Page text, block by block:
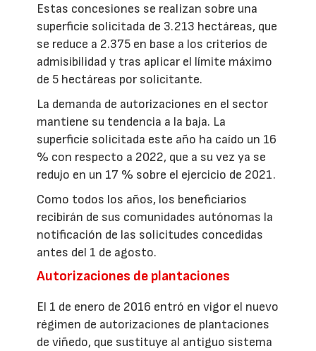
Estas concesiones se realizan sobre una
superficie solicitada de 3.213 hectáreas, que
se reduce a 2.375 en base a los criterios de
admisibilidad y tras aplicar el límite máximo
de 5 hectáreas por solicitante.
La demanda de autorizaciones en el sector
mantiene su tendencia a la baja. La
superficie solicitada este año ha caído un 16
% con respecto a 2022, que a su vez ya se
redujo en un 17 % sobre el ejercicio de 2021.
Como todos los años, los beneficiarios
recibirán de sus comunidades autónomas la
notificación de las solicitudes concedidas
antes del 1 de agosto.
Autorizaciones de plantaciones
El 1 de enero de 2016 entró en vigor el nuevo
régimen de autorizaciones de plantaciones
de viñedo, que sustituye al antiguo sistema